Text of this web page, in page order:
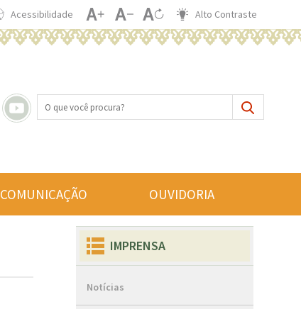
Acessibilidade Alto Contraste
COMUNICAÇÃO OUVIDORIA
IMPRENSA
Notícias